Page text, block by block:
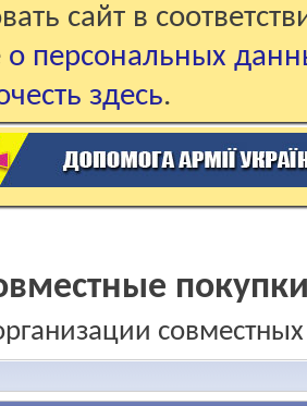
сайт в
о персональных
здесь.